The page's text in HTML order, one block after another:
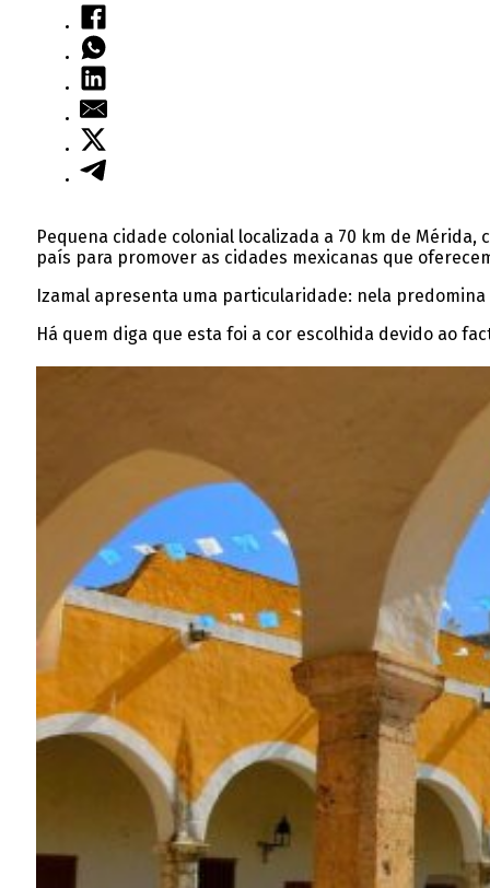
Pequena cidade colonial localizada a 70 km de Mérida,
país para promover as cidades mexicanas que
Izamal apresenta uma particularidade: nela predomina
Há quem diga que esta foi a cor escolhida devido ao